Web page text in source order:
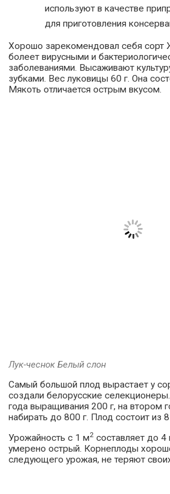
используют в качестве
для приготовления
Хорошо зарекомендовал себя сорт
болеет вирусными и
заболеваниями. Высаживают
зубками. Вес луковицы 60 г. Она
Мякоть отличается острым вкусом.
Лук-чеснок Белый слон
Самый большой плод вырастает у
создали белорусские
года выращивания 200 г, на втором
набирать до 800 г. Плод состоит из
Урожайность с 1 м2 составляет до 4
умерено острый. Корнеплоды
следующего урожая, не теряют